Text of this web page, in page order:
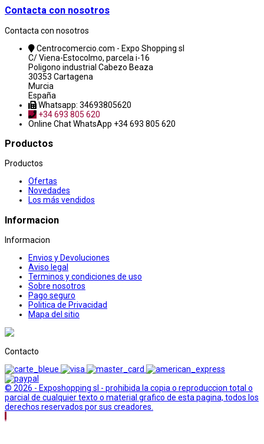
Contacta con nosotros
Contacta con nosotros
Centrocomercio.com - Expo Shopping sl
C/ Viena-Estocolmo, parcela i-16
Poligono industrial Cabezo Beaza
30353 Cartagena
Murcia
España
Whatsapp: 34693805620
+34 693 805 620
Online ChatWhatsApp +34 693 805 620
Productos
Productos
Ofertas
Novedades
Los más vendidos
Informacion
Informacion
Envios y Devoluciones
Aviso legal
Terminos y condiciones de uso
Sobre nosotros
Pago seguro
Politica de Privacidad
Mapa del sitio
Contacto
© 2026 - Exposhopping sl - prohibida la copia o reproduccion total o
parcial de cualquier texto o material grafico de esta pagina, todos los
derechos reservados por sus creadores.